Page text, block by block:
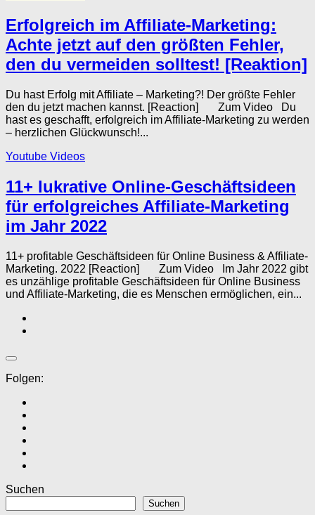
Erfolgreich im Affiliate-Marketing:
Achte jetzt auf den größten Fehler,
den du vermeiden solltest! [Reaktion]
Du hast Erfolg mit Affiliate – Marketing?! Der größte Fehler
den du jetzt machen kannst. [Reaction] Zum Video Du
hast es geschafft, erfolgreich im Affiliate-Marketing zu werden
– herzlichen Glückwunsch!...
Youtube Videos
11+ lukrative Online-Geschäftsideen
für erfolgreiches Affiliate-Marketing
im Jahr 2022
11+ profitable Geschäftsideen für Online Business & Affiliate-
Marketing. 2022 [Reaction] Zum Video Im Jahr 2022 gibt
es unzählige profitable Geschäftsideen für Online Business
und Affiliate-Marketing, die es Menschen ermöglichen, ein...
Folgen:
Suchen
Suchen